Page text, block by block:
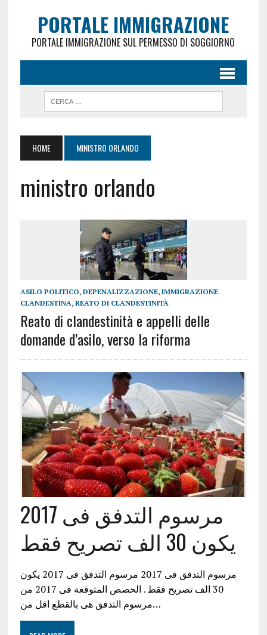
PORTALE IMMIGRAZIONE
PORTALE IMMIGRAZIONE SUL PERMESSO DI SOGGIORNO
HOME MINISTRO ORLANDO
ministro orlando
ASILO POLITICO, DEPENALIZZAZIONE, IMMIGRAZIONE
CLANDESTINA, REATO DI CLANDESTINITÀ
Reato di clandestinità e appelli delle
domande d’asilo, verso la riforma
مرسوم التدفق فى 2017
يكون 30 الف تصريح فقط
مرسوم التدفق فى 2017 مرسوم التدفق فى 2017 يكون
30 الف تصريح فقط . الحصص المتوقعة فى 2017 من
مرسوم التدفق هى بالقطع اقل من…